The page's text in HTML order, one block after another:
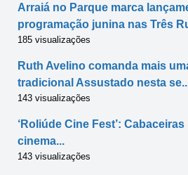
Arraiá no Parque marca
programação junina nas Três
185 visualizações
Ruth Avelino comanda mais
tradicional Assustado nesta
143 visualizações
‘Roliúde Cine Fest’:
cinema...
143 visualizações